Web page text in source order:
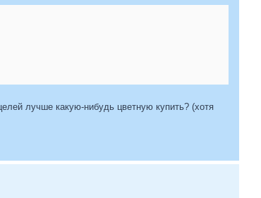
лучше какую-нибудь цветную купить? (хотя